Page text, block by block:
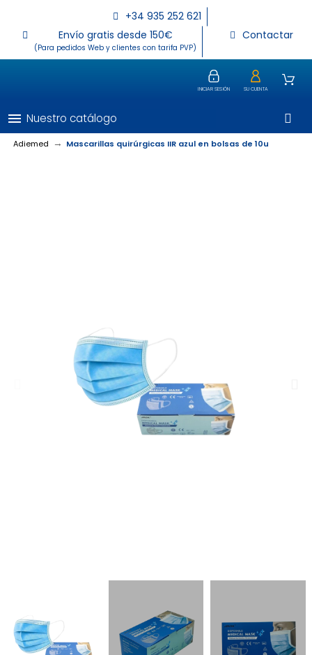
+34 935 252 621
Envío gratis desde 150€
(Para pedidos Web y clientes con tarifa PVP)
Contactar
INICIAR SESIÓN SU CUENTA
menu Nuestro catálogo
Adiemed Mascarillas quirúrgicas IIR azul en bolsas de 10u